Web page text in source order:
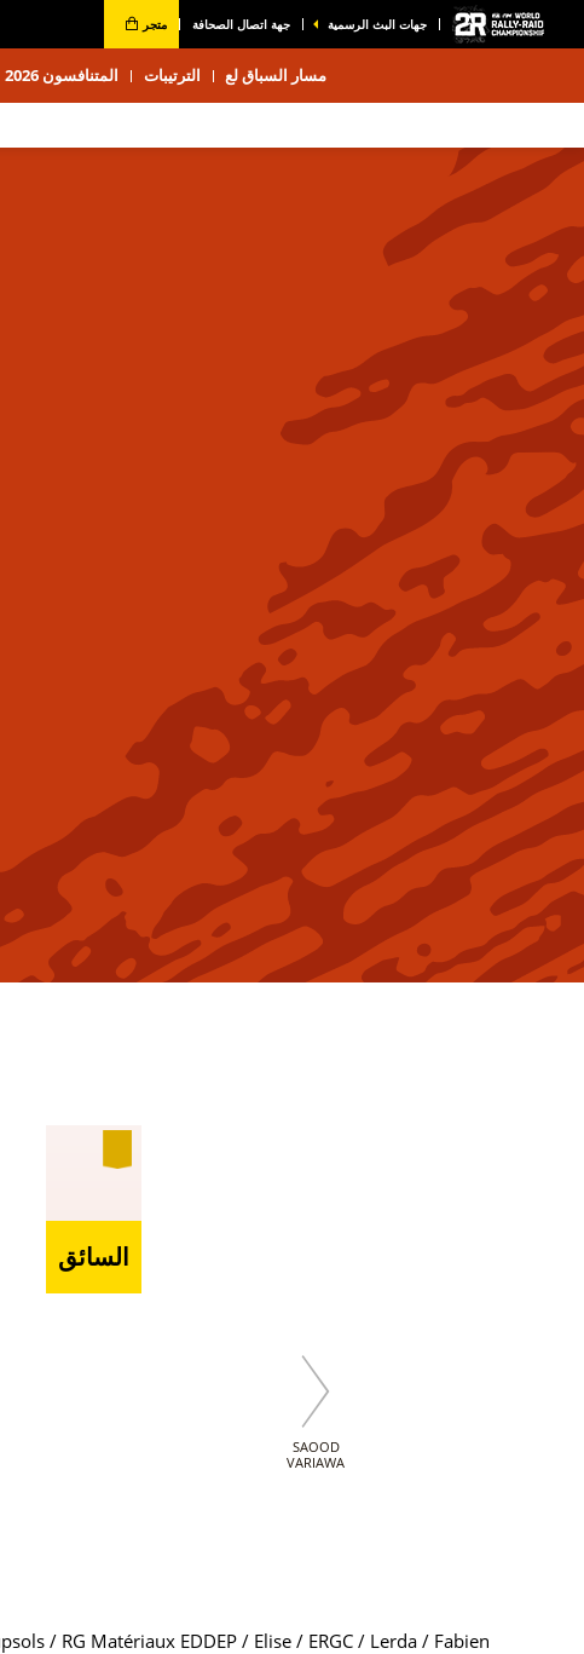
جهات البث الرسمية جهة اتصال الصحافة متجر
مسار السباق لع الترتيبات المتنافسون 2026
السائق
SAOOD
VARIAWA
/ RG Matériaux EDDEP / Elise / ERGC / Lerda / Fabien